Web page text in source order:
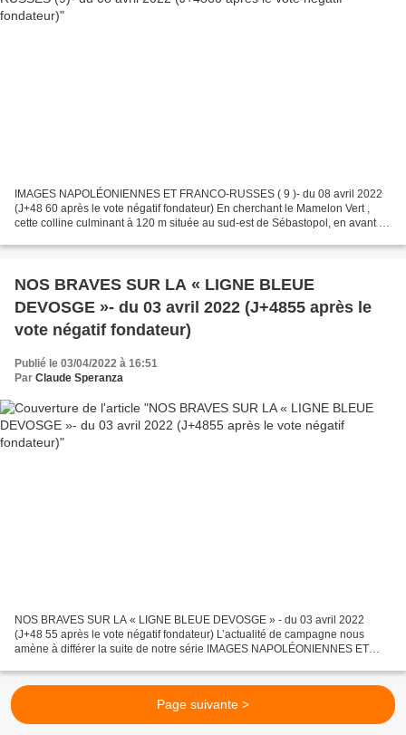
IMAGES NAPOLÉONIENNES ET FRANCO-RUSSES ( 9 )- du 08 avril 2022
(J+48 60 après le vote négatif fondateur) En cherchant le Mamelon Vert ,
cette colline culminant à 120 m située au sud-est de Sébastopol, en avant de
NOS BRAVES SUR LA « LIGNE BLEUE
DEVOSGE »- du 03 avril 2022 (J+4855 après le
vote négatif fondateur)
Publié le 03/04/2022 à 16:51
Par Claude Speranza
NOS BRAVES SUR LA « LIGNE BLEUE DEVOSGE » - du 03 avril 2022
(J+48 55 après le vote négatif fondateur) L’actualité de campagne nous
amène à différer la suite de notre série IMAGES NAPOLÉONIENNES ET
Page suivante >